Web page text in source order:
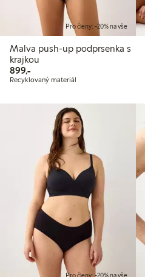
Pro členy: -20% na vše
Malva push-up podprsenka s
krajkou
899,-899,00 Kč
Recyklovaný materiál